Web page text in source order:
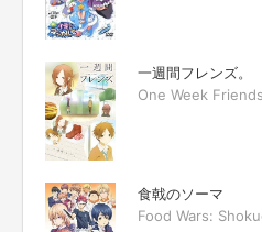
一週間フレンズ。
One Week Friends
食戟のソーマ
Food Wars: